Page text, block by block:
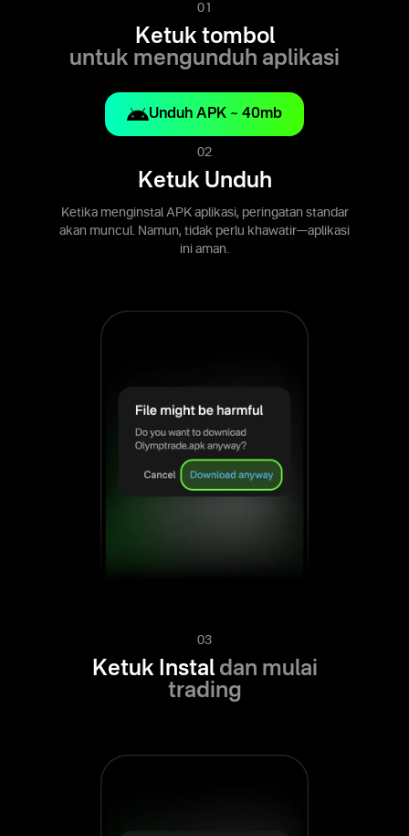
01
Ketuk tombol
untuk mengunduh aplikasi
Unduh APK ~ 40mb
02
Ketuk Unduh
Ketika menginstal APK aplikasi, peringatan standar
akan muncul. Namun, tidak perlu khawatir—aplikasi
ini aman.
03
Ketuk Instaldan mulai
trading